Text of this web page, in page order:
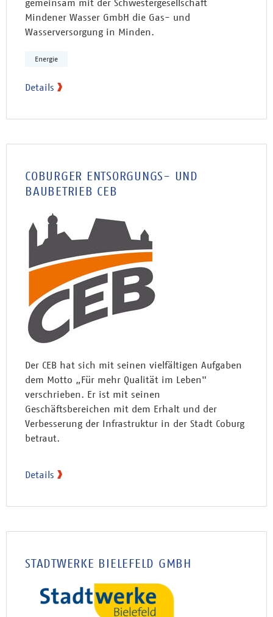
gemeinsam mit der Schwestergesellschaft
Mindener Wasser GmbH die Gas- und
Wasserversorgung in Minden.
Energie
Details
COBURGER ENTSORGUNGS- UND
BAUBETRIEB CEB
Der CEB hat sich mit seinen vielfältigen Aufgaben
dem Motto „Für mehr Qualität im Leben"
verschrieben. Er ist mit seinen
Geschäftsbereichen mit dem Erhalt und der
Verbesserung der Infrastruktur in der Stadt Coburg
betraut.
Details
STADTWERKE BIELEFELD GMBH